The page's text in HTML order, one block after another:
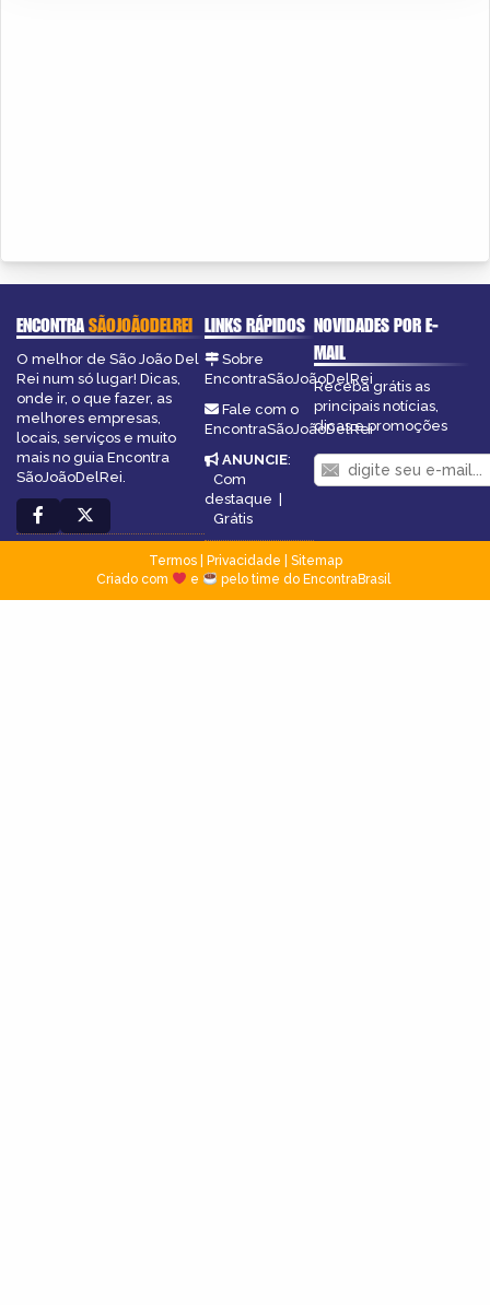
ENCONTRASÃOJOÃODELREI
O melhor de São João Del
Rei num só lugar! Dicas,
onde ir, o que fazer, as
melhores empresas,
locais, serviços e muito
mais no guia Encontra
SãoJoãoDelRei.
LINKS RÁPIDOS
Sobre
EncontraSãoJoãoDelRei
Fale com o
EncontraSãoJoãoDelRei
ANUNCIE:
Com
destaque |
Grátis
NOVIDADES POR E-
MAIL
Receba grátis as
principais notícias,
dicas e promoções
Termos| Privacidade
Sitemap
Criado com
e pelo time do EncontraBrasil